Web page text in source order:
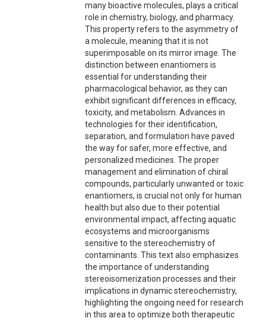
many bioactive molecules, plays a critical
role in chemistry, biology, and pharmacy.
This property refers to the asymmetry of
a molecule, meaning that it is not
superimposable on its mirror image. The
distinction between enantiomers is
essential for understanding their
pharmacological behavior, as they can
exhibit significant differences in efficacy,
toxicity, and metabolism. Advances in
technologies for their identification,
separation, and formulation have paved
the way for safer, more effective, and
personalized medicines. The proper
management and elimination of chiral
compounds, particularly unwanted or toxic
enantiomers, is crucial not only for human
health but also due to their potential
environmental impact, affecting aquatic
ecosystems and microorganisms
sensitive to the stereochemistry of
contaminants. This text also emphasizes
the importance of understanding
stereoisomerization processes and their
implications in dynamic stereochemistry,
highlighting the ongoing need for research
in this area to optimize both therapeutic